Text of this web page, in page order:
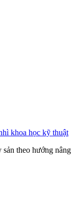
khoa học kỹ thuật
theo hướng nâng